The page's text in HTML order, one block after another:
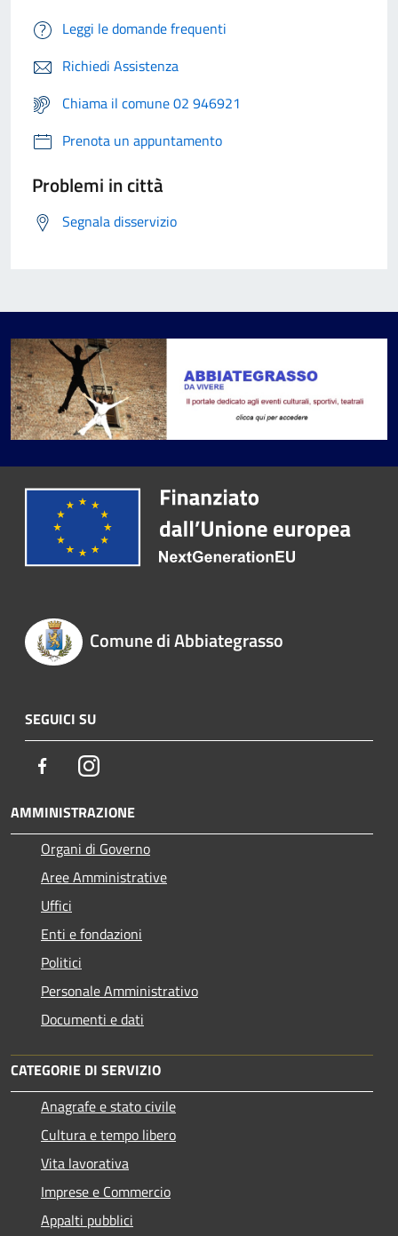
Leggi le domande frequenti
Richiedi Assistenza
Chiama il comune 02 946921
Prenota un appuntamento
Problemi in città
Segnala disservizio
Comune di Abbiategrasso
SEGUICI SU
FacebookInstagram
AMMINISTRAZIONE
Organi di Governo
Aree Amministrative
Uffici
Enti e fondazioni
Politici
Personale Amministrativo
Documenti e dati
CATEGORIE DI SERVIZIO
Anagrafe e stato civile
Cultura e tempo libero
Vita lavorativa
Imprese e Commercio
Appalti pubblici